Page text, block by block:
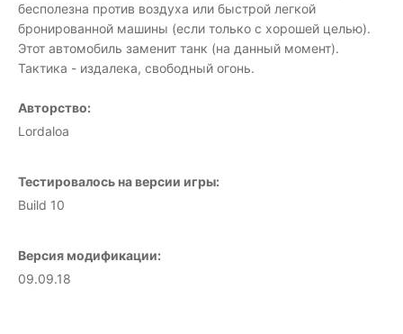
бесполезна против воздуха или быстрой легкой
бронированной машины (если только с хорошей целью).
Этот автомобиль заменит танк (на данный момент).
Тактика - издалека, свободный огонь.
Авторство:
Lordaloa
Тестировалось на версии игры:
Build 10
Версия модификации:
09.09.18